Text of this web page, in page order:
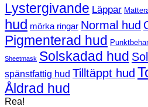
Lystergivande Läppar
hud mörka ringar Normal hud
Pigmenterad hud
Sheetmask Solskadad hud
spänstfattig hud Tilltäppt hud
Åldrad hud
Rea!